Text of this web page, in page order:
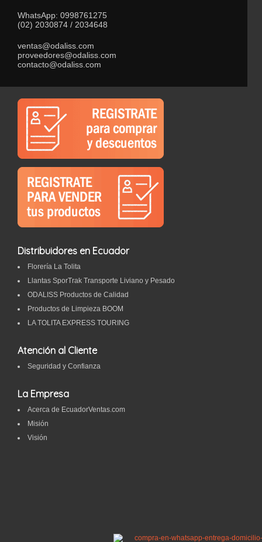
WhatsApp: 0998761275
(02) 2030874 / 2034648
ventas@odaliss.com
proveedores@odaliss.com
contacto@odaliss.com
Distribuidores en Ecuador
Florería La Tolita
Llantas SporTrak Transporte Liviano y Pesado
ODALISS Productos de Calidad
Productos de Limpieza BOOM
LA TOLITA EXPRESS TOURING
Atención al Cliente
Seguridad y Confianza
La Empresa
Acerca de EcuadorVentas.com
Misión
Visión